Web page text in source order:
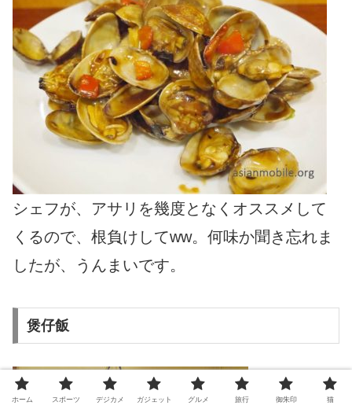
シェフが、アサリを幾度となくオススメして
くるので、根負けしてww。何味か聞き忘れま
したが、うんまいです。
煲仔飯
ホーム スポーツ デジカメ ガジェット グルメ 旅行 御朱印 猫